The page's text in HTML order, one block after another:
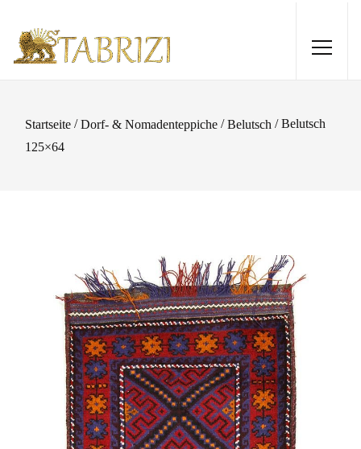
Startseite /Dorf- & Nomadenteppiche /Belutsch / Belutsch
125×64
Tabriz 50 Raj 200 x 147
4.295,00€ + HINZUFÜGEN